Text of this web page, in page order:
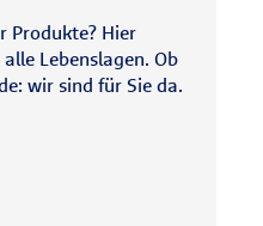
Produkte? Hier
Lebenslagen. Ob
wir sind für Sie da.